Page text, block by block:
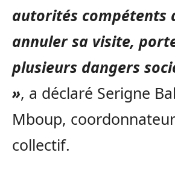
autorités compétents
annuler sa visite,
plusieurs dangers
», a déclaré Serigne
Mboup,
collectif.